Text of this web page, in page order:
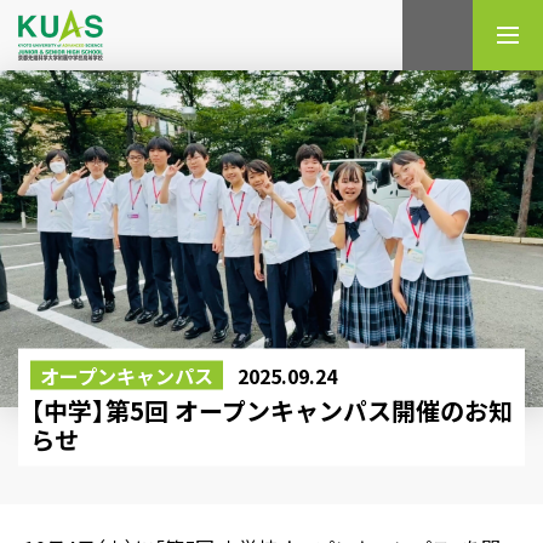
検索
オープンキャンパス 2025.09.24
【中学】第5回 オープンキャンパス開催のお知
らせ